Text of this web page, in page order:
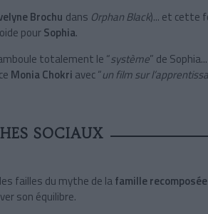
Brochu dans Orphan Black)... et cette
pourSophia.
totalement le “système” de
Monia Chokri avec “un film sur
SOCIAUX
failles du mythe de lafamille recomposée
son équilibre.